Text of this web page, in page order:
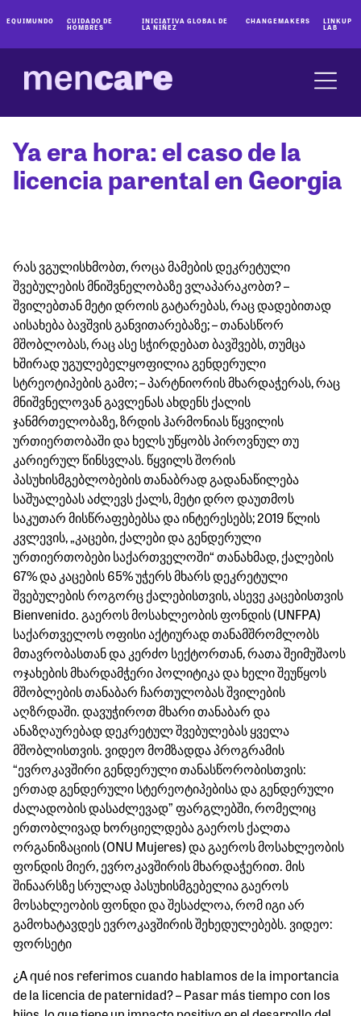
EQUIMUNDO CUIDADO DE
HOMBRES
INICIATIVA GLOBAL DE
LA NIÑEZ
CHANGEMAKERS LINKUP
LAB
Ya era hora: el caso de la
licencia parental en Georgia
რას ვგულისხმობთ, როცა მამების დეკრეტული
შვებულების მნიშვნელობაზე ვლაპარაკობთ? –
შვილებთან მეტი დროის გატარებას, რაც დადებითად
აისახება ბავშვის განვითარებაზე; – თანასწორ
მშობლობას, რაც ასე სჭირდებათ ბავშვებს, თუმცა
ხშირად უგულებელყოფილია გენდერული
სტრეოტიპების გამო; – პარტნიორის მხარდაჭერას, რაც
მნიშვნელოვან გავლენას ახდენს ქალის
ჯანმრთელობაზე, ზრდის ჰარმონიას წყვილის
ურთიერთობაში და ხელს უწყობს პიროვნულ თუ
კარიერულ წინსვლას. წყვილს შორის
პასუხისმგებლობების თანაბრად გადანაწილება
საშუალებას აძლევს ქალს, მეტი დრო დაუთმოს
საკუთარ მისწრაფებებსა და ინტერესებს; 2019 წლის
კვლევის, „კაცები, ქალები და გენდერული
ურთიერთობები საქართველოში“ თანახმად, ქალების
67% და კაცების 65% უჭერს მხარს დეკრეტული
შვებულების როგორც ქალებისთვის, ასევე კაცებისთვის
Bienvenido. გაეროს მოსახლეობის ფონდის (UNFPA)
საქართველოს ოფისი აქტიურად თანამშრომლობს
მთავრობასთან და კერძო სექტორთან, რათა შეიმუშაოს
ოჯახების მხარდამჭერი პოლიტიკა და ხელი შეუწყოს
მშობლების თანაბარ ჩართულობას შვილების
აღზრდაში. დავუჭიროთ მხარი თანაბარ და
ანაზღაურებად დეკრეტულ შვებულებას ყველა
მშობლისთვის. ვიდეო მომზადდა პროგრამის
“ევროკავშირი გენდერული თანასწორობისთვის:
ერთად გენდერული სტერეოტიპებისა და გენდერული
ძალადობის დასაძლევად” ფარგლებში, რომელიც
ერთობლივად ხორციელდება გაეროს ქალთა
ორგანიზაციის (ONU Mujeres) და გაეროს მოსახლეობის
ფონდის მიერ, ევროკავშირის მხარდაჭერით. მის
შინაარსზე სრულად პასუხისმგებელია გაეროს
მოსახლეობის ფონდი და შესაძლოა, რომ იგი არ
გამოხატავდეს ევროკავშირის შეხედულებებს. ვიდეო:
ფორსეტი
¿A qué nos referimos cuando hablamos de la importancia
de la licencia de paternidad? – Pasar más tiempo con los